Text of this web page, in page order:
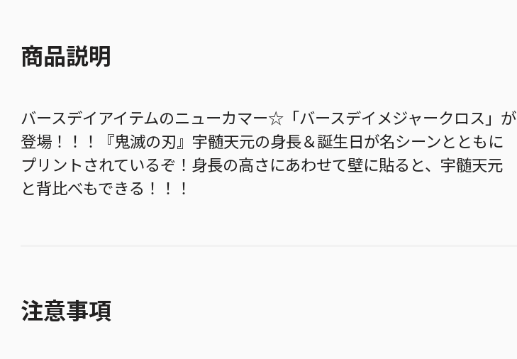
商品説明
バースデイアイテムのニューカマー☆「バースデイメジャークロス」が
登場！！！『鬼滅の刃』宇髄天元の身長＆誕生日が名シーンとともに
プリントされているぞ！身長の高さにあわせて壁に貼ると、宇髄天元
と背比べもできる！！！
注意事項